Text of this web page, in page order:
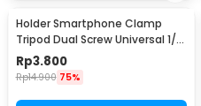
Holder Smartphone Clamp
Tripod Dual Screw Universal 1/4
Inch - RV79
Rp3.800
Rp14.900 75%